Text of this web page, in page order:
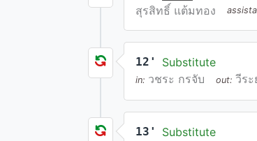
สุรสิทธิ์ แต้มทอง
12' Substitute
in: วชระ กรจับ out: วีร
13' Substitute